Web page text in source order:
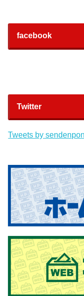
facebook
Twitter
Tweets by